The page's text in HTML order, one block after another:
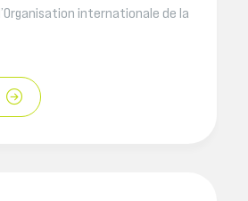
internationale de la